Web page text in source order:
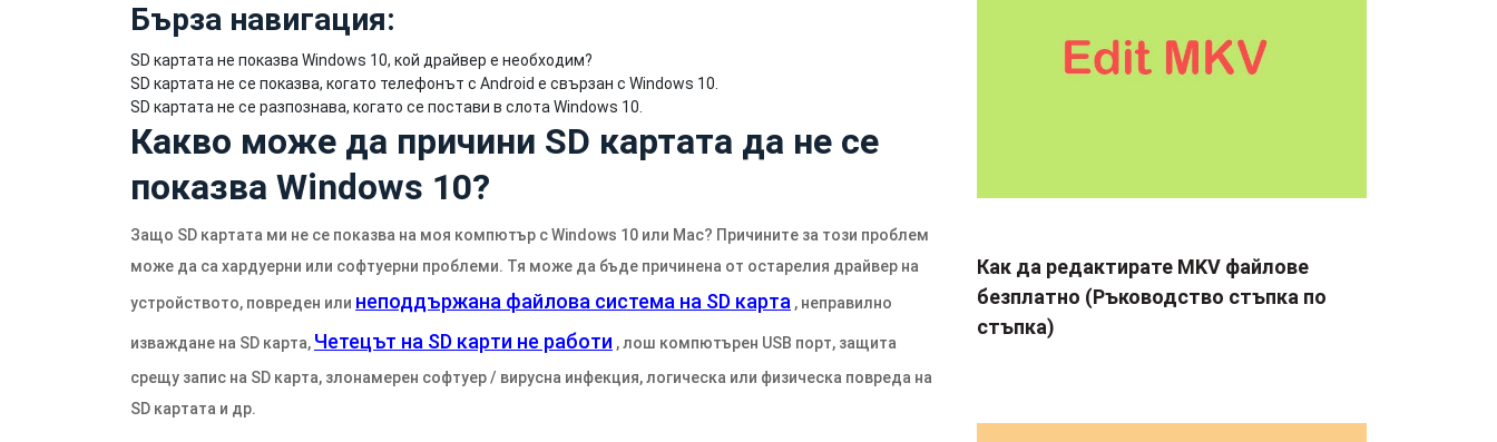
Бърза навигация:
SD картата не показва Windows 10, кой драйвер е необходим?
SD картата не се показва, когато телефонът с Android е свързан с Windows 10.
SD картата не се разпознава, когато се постави в слота Windows 10.
Какво може да причини SD картата да не се
показва Windows 10?
Защо SD картата ми не се показва на моя компютър с Windows 10 или Mac? Причините за този проблем
може да са хардуерни или софтуерни проблеми. Тя може да бъде причинена от остарелия драйвер на
устройството, повреден или неподдържана файлова система на SD карта , неправилно
изваждане на SD карта, Четецът на SD карти не работи , лош компютърен USB порт, защита
срещу запис на SD карта, злонамерен софтуер / вирусна инфекция, логическа или физическа повреда на
SD картата и др.
Как да редактирате MKV файлове
безплатно (Ръководство стъпка по
стъпка)